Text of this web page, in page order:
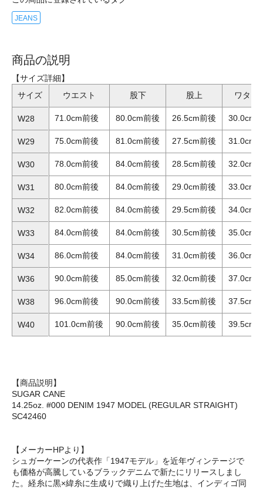
JEANS
商品の説明
【サイズ詳細】
サイズ
ウエスト 股下 股上 ワタリ
W28 71.0cm前後 80.0cm前後 26.5cm前後 30.0cm
W29 75.0cm前後 81.0cm前後 27.5cm前後 31.0cm
W30 78.0cm前後 84.0cm前後 28.5cm前後 32.0cm
W31 80.0cm前後 84.0cm前後 29.0cm前後 33.0cm
W32 82.0cm前後 84.0cm前後 29.5cm前後 34.0cm
W33 84.0cm前後 84.0cm前後 30.5cm前後 35.0cm
W34 86.0cm前後 84.0cm前後 31.0cm前後 36.0cm
W36 90.0cm前後 85.0cm前後 32.0cm前後 37.0cm
W38 96.0cm前後 90.0cm前後 33.5cm前後 37.5cm
W40 101.0cm前後 90.0cm前後 35.0cm前後 39.5cm
【商品説明】
SUGAR CANE
14.25oz. #000 DENIM 1947 MODEL (REGULAR STRAIGHT)
SC42460
【メーカーHPより】
シュガーケーンの代表作「1947モデル」を近年ヴィンテージで
も価格が高騰しているブラックデニムで新たにリリースしまし
た。経糸に黒×緯糸に生成りで織り上げた生地は、インディゴ同